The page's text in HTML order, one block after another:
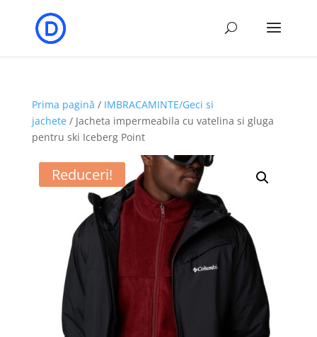
Prima pagină / IMBRACAMINTE/Geci si
jachete/ Jacheta impermeabila cu vatelina si gluga
pentru ski Iceberg Point
Reduceri!